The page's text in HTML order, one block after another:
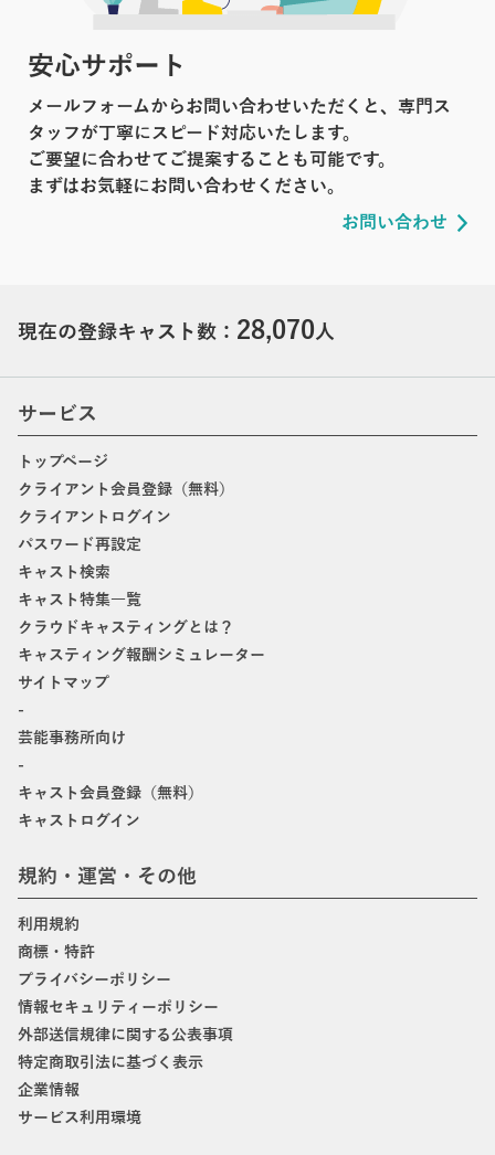
安心サポート
メールフォームからお問い合わせいただくと、専門ス
タッフが丁寧にスピード対応いたします。
ご要望に合わせてご提案することも可能です。
まずはお気軽にお問い合わせください。
お問い合わせ
現在の登録キャスト数： 28,070人
サービス
トップページ
クライアント会員登録（無料）
クライアントログイン
パスワード再設定
キャスト検索
キャスト特集一覧
クラウドキャスティングとは？
キャスティング報酬シミュレーター
サイトマップ
-
芸能事務所向け
-
キャスト会員登録（無料）
キャストログイン
規約・運営・その他
利用規約
商標・特許
プライバシーポリシー
情報セキュリティーポリシー
外部送信規律に関する公表事項
特定商取引法に基づく表示
企業情報
サービス利用環境